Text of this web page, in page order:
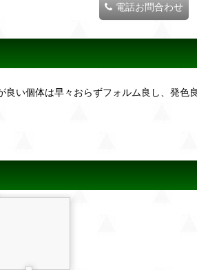
電話お問合わせ
い個体は早々おらずフォルム良し、発